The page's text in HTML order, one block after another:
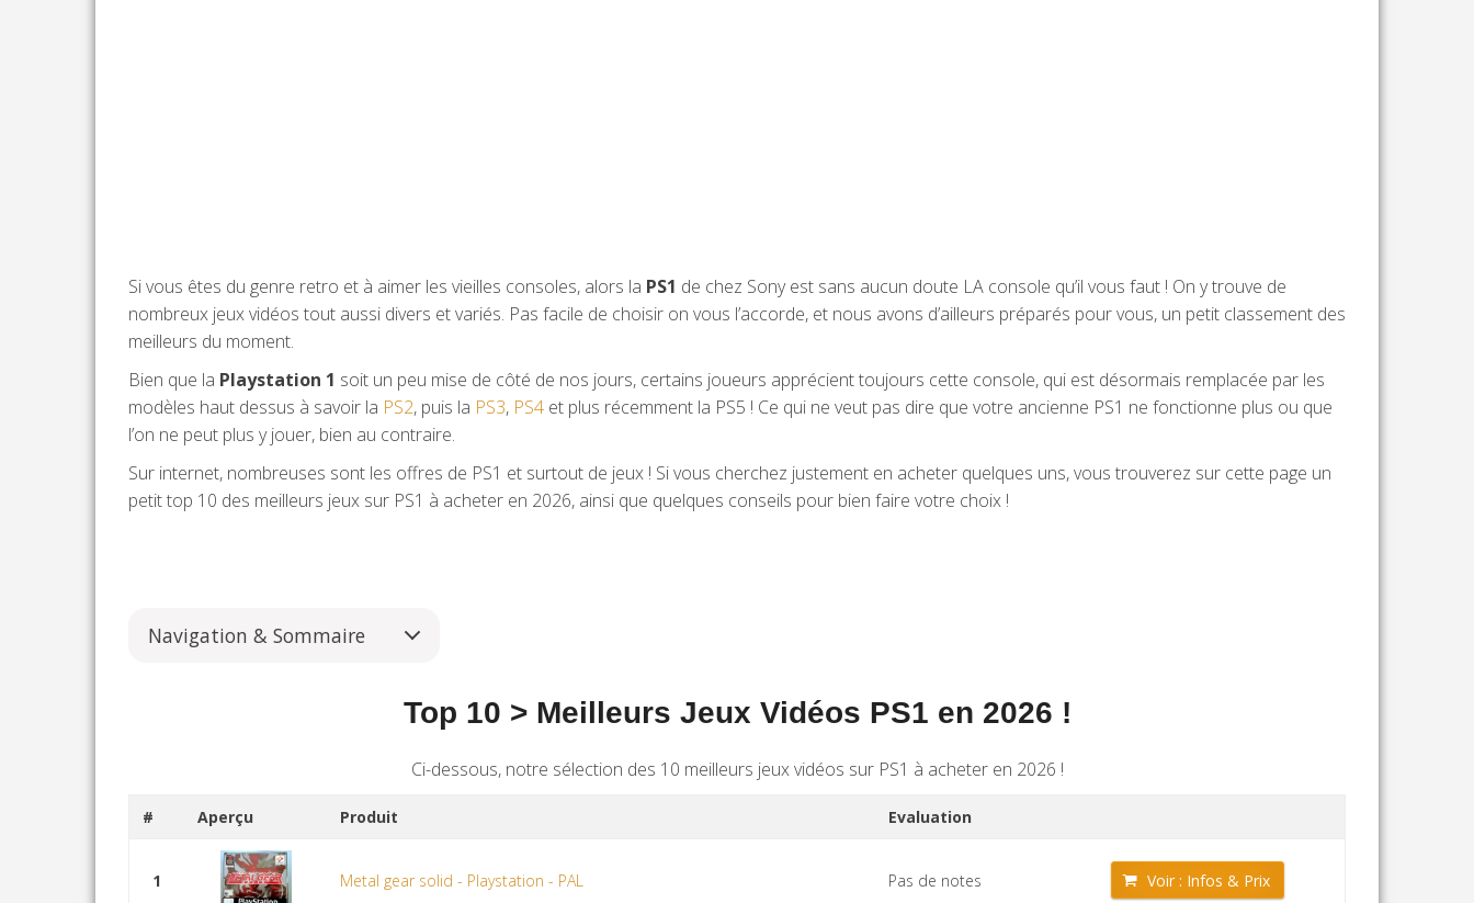
Si vous êtes du genre retro et à aimer les vieilles consoles, alors la PS1 de chez Sony est sans aucun doute LA console qu’il vous faut ! On y trouve de
nombreux jeux vidéos tout aussi divers et variés. Pas facile de choisir on vous l’accorde, et nous avons d’ailleurs préparés pour vous, un petit classement des
meilleurs du moment.
Bien que la Playstation 1 soit un peu mise de côté de nos jours, certains joueurs apprécient toujours cette console, qui est désormais remplacée par les
modèles haut dessus à savoir la PS2, puis la PS3, PS4 et plus récemment la PS5 ! Ce qui ne veut pas dire que votre ancienne PS1 ne fonctionne plus ou que
l’on ne peut plus y jouer, bien au contraire.
Sur internet, nombreuses sont les offres de PS1 et surtout de jeux ! Si vous cherchez justement en acheter quelques uns, vous trouverez sur cette page un
petit top 10 des meilleurs jeux sur PS1 à acheter en 2026, ainsi que quelques conseils pour bien faire votre choix !
Navigation & Sommaire
Top 10 > Meilleurs Jeux Vidéos PS1 en 2026 !
Ci-dessous, notre sélection des 10 meilleurs jeux vidéos sur PS1 à acheter en 2026 !
# Aperçu Produit Evaluation
1 Metal gear solid - Playstation - PAL Pas de notes Voir : Infos & Prix